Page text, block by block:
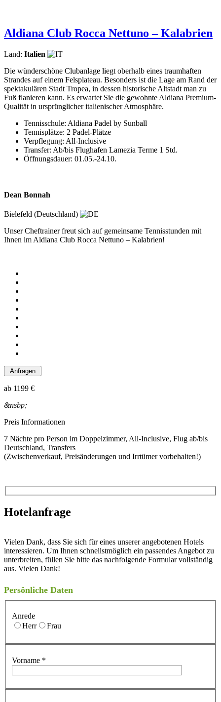
Aldiana Club Rocca Nettuno – Kalabrien
Land: Italien
Die wünderschöne Clubanlage liegt oberhalb eines traumhaften
Strandes auf einem Felsplateau. Besonders ist die Lage am Rand der
spektakulären Stadt Tropea, in dessen historische Altstadt man zu
Fuß flanieren kann. Es erwartet Sie die gewohnte Aldiana Premium-
Qualität in ursprünglicher italienischer Atmosphäre.
Tennisschule: Aldiana Padel by Sunball
Tennisplätze: 2 Padel-Plätze
Verpflegung: All-Inclusive
Transfer: Ab/bis Flughafen Lamezia Terme 1 Std.
Öffnungsdauer: 01.05.-24.10.
Dean Bonnah
Bielefeld (Deutschland)
Unser Cheftrainer freut sich auf gemeinsame Tennisstunden mit
Ihnen im Aldiana Club Rocca Nettuno – Kalabrien!
ab 1199 €
&nsbp;
Preis Informationen
7 Nächte pro Person im Doppelzimmer, All-Inclusive, Flug ab/bis
Deutschland, Transfers
(Zwischenverkauf, Preisänderungen und Irrtümer vorbehalten!)
Hotelanfrage
Vielen Dank, dass Sie sich für eines unserer angebotenen Hotels
interessieren. Um Ihnen schnellstmöglich ein passendes Angebot zu
unterbreiten, füllen Sie bitte das nachfolgende Formular vollständig
aus. Vielen Dank!
Persönliche Daten
Anrede
Herr
Frau
Vorname *